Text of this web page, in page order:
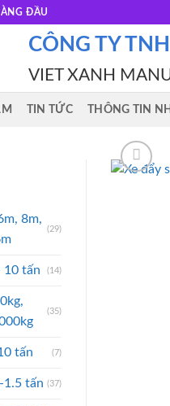
ĐẦU
CÔNG TY
VIET XANH
TIN TỨC THÔNG TIN
8m,
(29)
10 tấn (14)
(35)
tấn (7)
1.5 tấn (37)